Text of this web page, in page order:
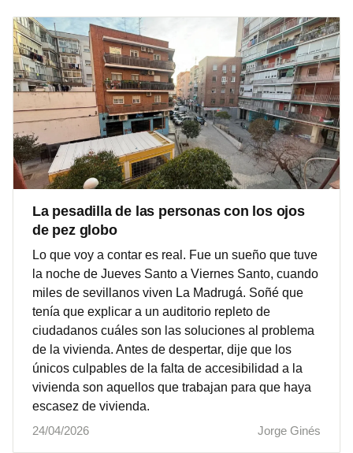
La pesadilla de las personas con los ojos
de pez globo
Lo que voy a contar es real. Fue un sueño que tuve
la noche de Jueves Santo a Viernes Santo, cuando
miles de sevillanos viven La Madrugá. Soñé que
tenía que explicar a un auditorio repleto de
ciudadanos cuáles son las soluciones al problema
de la vivienda. Antes de despertar, dije que los
únicos culpables de la falta de accesibilidad a la
vivienda son aquellos que trabajan para que haya
escasez de vivienda.
24/04/2026
Jorge Ginés